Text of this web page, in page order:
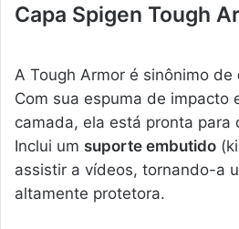
Capa Spigen Tough
A Tough Armor é sinônimo de
Com sua espuma de impacto
camada, ela está pronta para
Inclui um suporte embutido
assistir a vídeos, tornando-a
altamente protetora.